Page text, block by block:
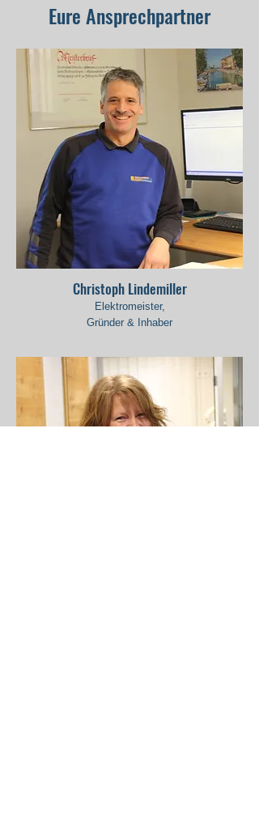
Eure Ansprechpartner
Christoph Lindemiller
Elektromeister,
Gründer & Inhaber